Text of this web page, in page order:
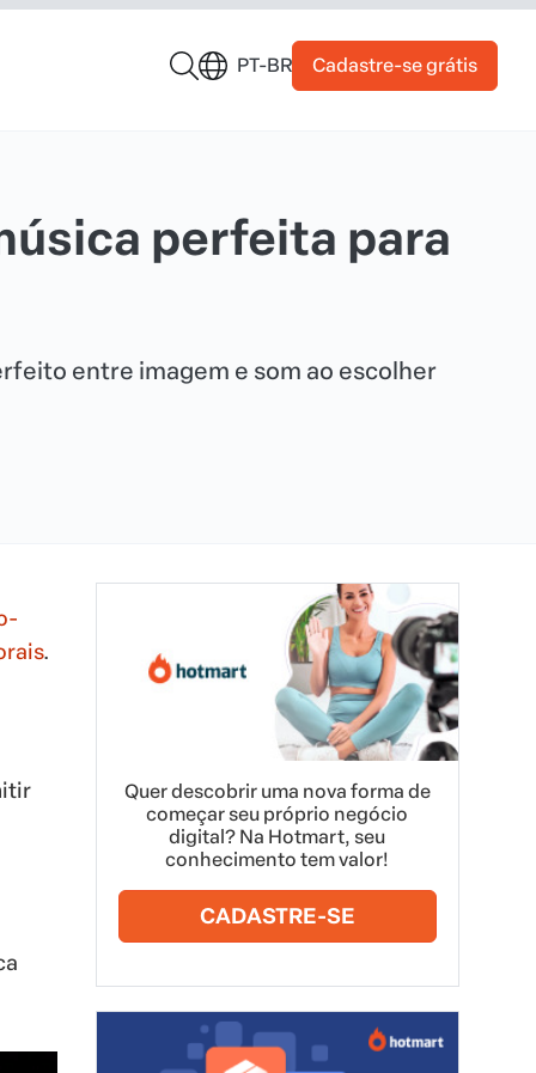
PT-BR Cadastre-se grátis
perfeita para
entre imagem e som ao escolher
.
Quer descobrir uma nova forma de
começar seu próprio negócio
digital? Na Hotmart, seu
conhecimento tem valor!
CADASTRE-SE